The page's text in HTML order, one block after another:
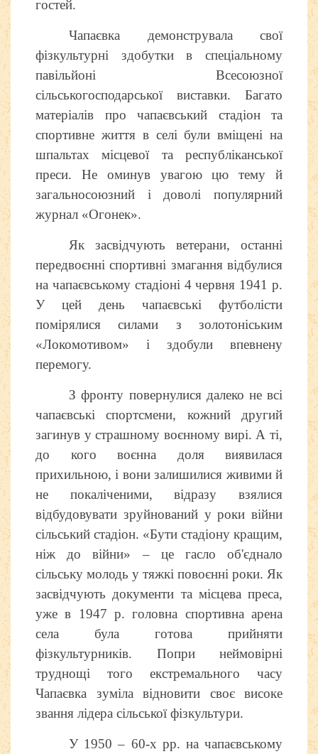
гостей.
Чапаєвка демонструвала свої
фізкультурні здобутки в спеціальному
павільйоні Всесоюзної
сільськогосподарської виставки. Багато
матеріалів про чапаєвський стадіон та
спортивне життя в селі були вміщені на
шпальтах місцевої та республіканської
преси. Не оминув увагою цю тему й
загальносоюзний і доволі популярний
журнал «Огонек».
Як засвідчують ветерани, останні
передвоєнні спортивні змагання відбулися
на чапаєвському стадіоні 4 червня 1941 р.
У цей день чапаєвські футболісти
помірялися силами з золотоніським
«Локомотивом» і здобули впевнену
перемогу.
З фронту повернулися далеко не всі
чапаєвські спортсмени, кожний другий
загинув у страшному воєнному вирі. А ті,
до кого воєнна доля виявилася
прихильною, і вони залишилися живими й
не покаліченими, відразу взялися
відбудовувати зруйнований у роки війни
сільський стадіон. «Бути стадіону кращим,
ніж до війни» – це гасло об'єднало
сільську молодь у тяжкі повоєнні роки. Як
засвідчують документи та місцева преса,
уже в 1947 р. головна спортивна арена
села була готова прийняти
фізкультурників. Попри неймовірні
труднощі того екстремального часу
Чапаєвка зуміла відновити своє високе
звання лідера сільської фізкультури.
У 1950 – 60-х рр. на чапаєвському